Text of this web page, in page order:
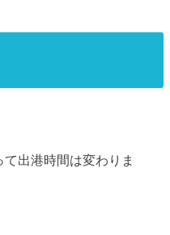
出港時間は変わりま